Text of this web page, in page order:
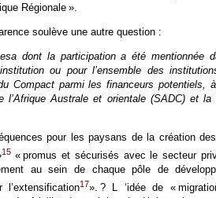
Régionale ».
soulève une autre question :
dont la participation a été mentionnée
ou pour l’ensemble des
Compact parmi les financeurs potentiels,
l’Afrique Australe et orientale (SADC) et la
pour les paysans de la création
15« promus et sécurisés avec le secteur
au sein de chaque pôle de
l’extensification17». ? L ‘idée de «